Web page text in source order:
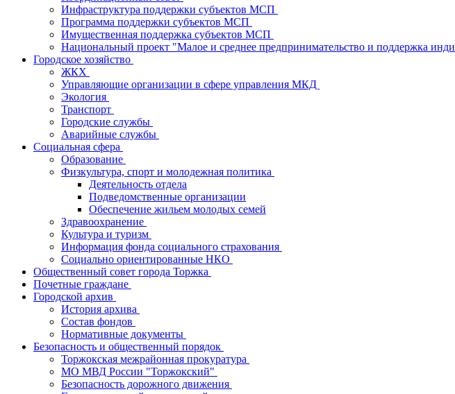
Инфраструктура поддержки субъектов МСП
Программа поддержки субъектов МСП
Имущественная поддержка субъектов МСП
Национальный проект "Малое и среднее предпринимательство и поддержка
Городское хозяйство
ЖКХ
Управляющие организации в сфере управления МКД
Экология
Транспорт
Городские службы
Аварийные службы
Социальная сфера
Образование
Физкультура, спорт и молодежная политика
Деятельность отдела
Подведомственные организации
Обеспечение жильем молодых семей
Здравоохранение
Культура и туризм
Информация фонда социального страхования
Социально ориентированные НКО
Общественный совет города Торжка
Почетные граждане
Городской архив
История архива
Состав фондов
Нормативные документы
Безопасность и общественный порядок
Торжокская межрайонная прокуратура
МО МВД России "Торжокский"
Безопасность дорожного движения